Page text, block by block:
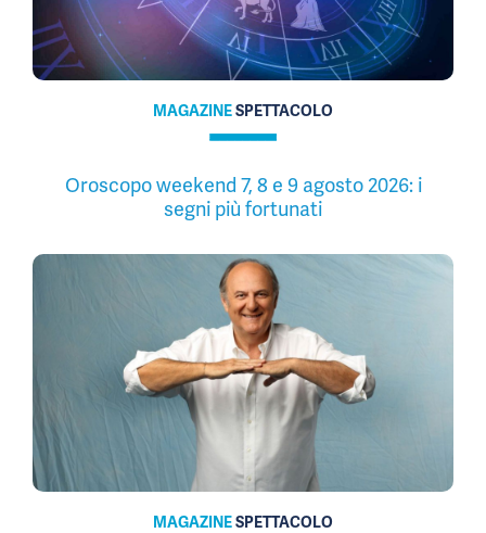
MAGAZINESPETTACOLO
Oroscopo weekend 7, 8 e 9 agosto 2026: i
segni più fortunati
MAGAZINESPETTACOLO